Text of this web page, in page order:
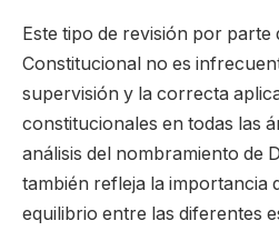
Este tipo de revisión por parte
Constitucional no es
supervisión y la correcta
constitucionales en todas las
análisis del nombramiento de
también refleja la importancia
equilibrio entre las diferentes